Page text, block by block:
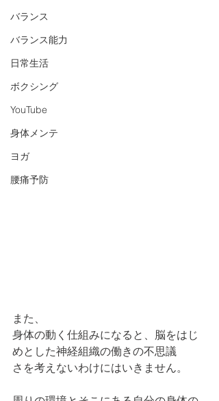
バランス
バランス能力
日常生活
ボクシング
YouTube
身体メンテ
ヨガ
腰痛予防
また、
身体の動く仕組みになると、脳をはじ
めとした神経組織の働きの不思議
さを考えないわけにはいきません。